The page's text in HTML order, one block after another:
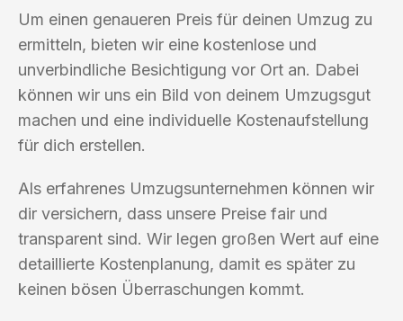
Um einen genaueren Preis für deinen Umzug zu
ermitteln, bieten wir eine kostenlose und
unverbindliche Besichtigung vor Ort an. Dabei
können wir uns ein Bild von deinem Umzugsgut
machen und eine individuelle Kostenaufstellung
für dich erstellen.
Als erfahrenes Umzugsunternehmen können wir
dir versichern, dass unsere Preise fair und
transparent sind. Wir legen großen Wert auf eine
detaillierte Kostenplanung, damit es später zu
keinen bösen Überraschungen kommt.